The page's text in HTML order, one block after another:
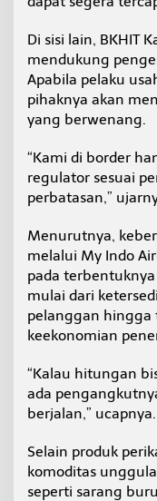
Di sisi lain, BKHIT
mendukung
Apabila pelaku
pihaknya akan
yang berwenang.
“Kami di border
regulator sesuai
perbatasan,”
Menurutnya,
melalui My Indo
pada
mulai dari
pelanggan hingga
keekonomian
“Kalau hitungan
ada
berjalan,” ucapnya.
Selain produk
komoditas
seperti sarang